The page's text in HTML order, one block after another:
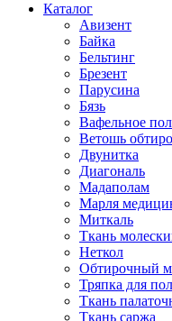
Каталог
Авизент
Байка
Бельтинг
Брезент
Парусина
Бязь
Вафельное
Ветошь
Двунитка
Диагональ
Мадаполам
Марля
Миткаль
Ткань
Неткол
Обтирочный
Тряпка для
Ткань
Ткань саржа